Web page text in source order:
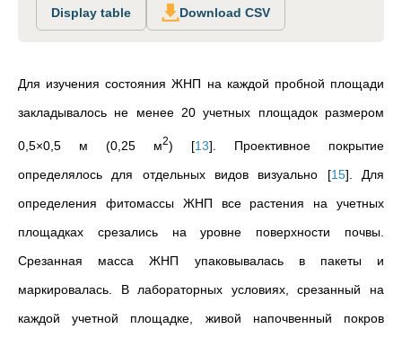
Display table Download CSV
Для изучения состояния ЖНП на каждой пробной площади
закладывалось не менее 20 учетных площадок размером
0,5×0,5 м (0,25 м2) [13]
Проективное покрытие
определялось для отдельных видов визуально [15] . Для
определения фитомассы ЖНП все растения на учетных
площадках срезались на уровне поверхности почвы.
Срезанная масса ЖНП упаковывалась в пакеты и
маркировалась. В лабораторных условиях, срезанный на
каждой учетной площадке, живой напочвенный покров